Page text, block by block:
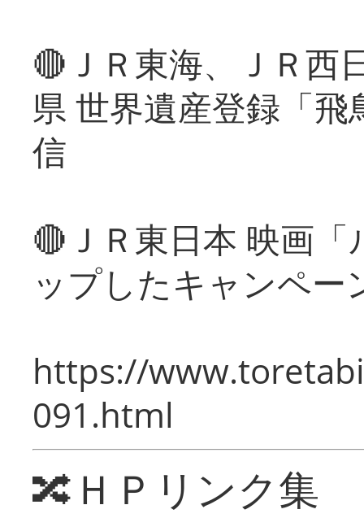
🔴ＪＲ東海、ＪＲ西
県 世界遺産登録「
信
🔴ＪＲ東日本 映画
ップしたキャンペー
https://
091.html
🔀ＨＰリンク集